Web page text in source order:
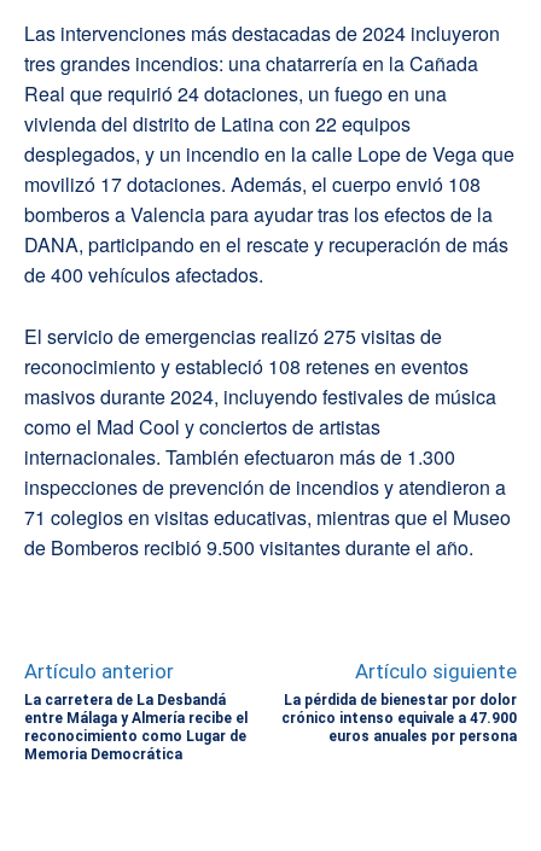
Las intervenciones más destacadas de 2024 incluyeron
tres grandes incendios: una chatarrería en la Cañada
Real que requirió 24 dotaciones, un fuego en una
vivienda del distrito de Latina con 22 equipos
desplegados, y un incendio en la calle Lope de Vega que
movilizó 17 dotaciones. Además, el cuerpo envió 108
bomberos a Valencia para ayudar tras los efectos de la
DANA, participando en el rescate y recuperación de más
de 400 vehículos afectados.
El servicio de emergencias realizó 275 visitas de
reconocimiento y estableció 108 retenes en eventos
masivos durante 2024, incluyendo festivales de música
como el Mad Cool y conciertos de artistas
internacionales. También efectuaron más de 1.300
inspecciones de prevención de incendios y atendieron a
71 colegios en visitas educativas, mientras que el Museo
de Bomberos recibió 9.500 visitantes durante el año.
Artículo anterior
La carretera de La Desbandá
entre Málaga y Almería recibe el
reconocimiento como Lugar de
Memoria Democrática
Artículo siguiente
La pérdida de bienestar por dolor
crónico intenso equivale a 47.900
euros anuales por persona